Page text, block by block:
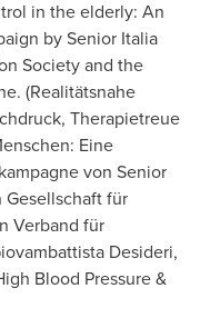
in the elderly: An
by Senior Italia
Society and the
(Realitätsnahe
Therapietreue
Eine
von Senior
für
Verband für
Desideri,
Blood Pressure &